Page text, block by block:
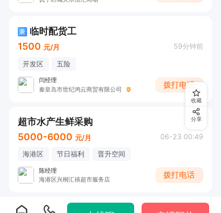
兼 临时配货工
1500 元/月 59分钟前
开发区 五险
闫经理
秦皇岛市世纪鸿云商贸有限公司
拨打电话
超市水产生鲜采购
5000-6000 元/月 06-23 00:49
海港区 节日福利 晋升空间
陈经理
海港区兴桐汇禧超市服务店
拨打电话
收藏
分享